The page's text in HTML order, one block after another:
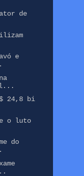
de
e
24,8 bi
o luto
do